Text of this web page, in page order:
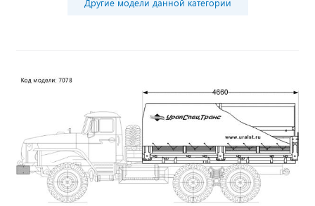
Другие модели данной категории